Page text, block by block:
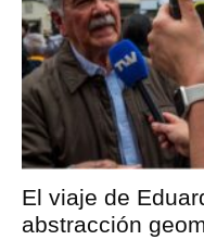
El viaje de
abstracción